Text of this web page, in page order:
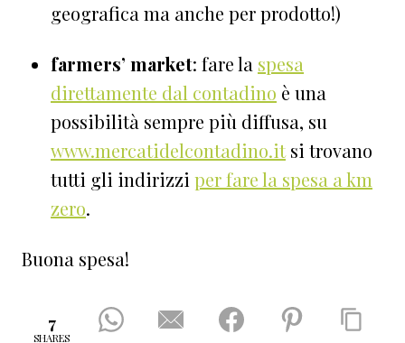
geografica ma anche per prodotto!)
farmers’ market: fare la spesa
direttamente dal contadino è una
possibilità sempre più diffusa, su
www.mercatidelcontadino.itsi trovano
tutti gli indirizzi per fare la spesa a km
zero.
Buona spesa!
7
SHARES